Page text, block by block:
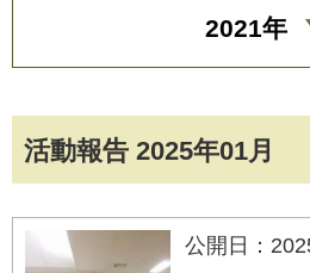
活動報告 2025年01月
公開日：
2021年